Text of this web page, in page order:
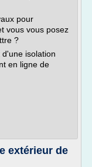
pour
vous vous posez
?
isolation
en ligne de
extérieur de